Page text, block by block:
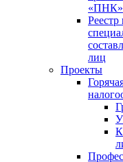
«ПНК»
Реестр
лиц
Проекты